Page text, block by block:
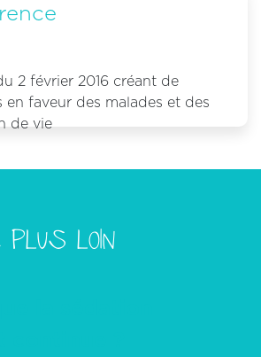
2 février 2016 créant de
en faveur des malades et des
de vie
PLUS LOIN